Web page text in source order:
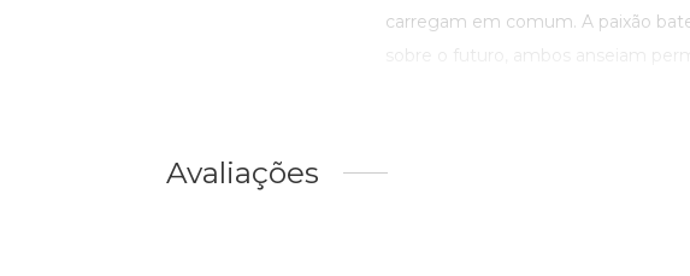
carregam em comum. A paixão
sobre o futuro, ambos anseiam
Avaliações